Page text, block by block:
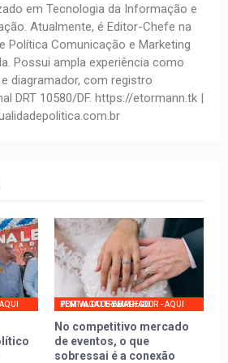
em Tecnologia da Informação e
Atualmente, é Editor-Chefe na
Política Comunicação e Marketing
Possui ampla experiência como
diagramador, com registro
DRT 10580/DF. https://etormann.tk |
PORTAL DO TRABALHADOR - AQUI TEM VAGA DE EMPREGO
No competitivo mercado
de eventos, o que
sobressai é a conexão